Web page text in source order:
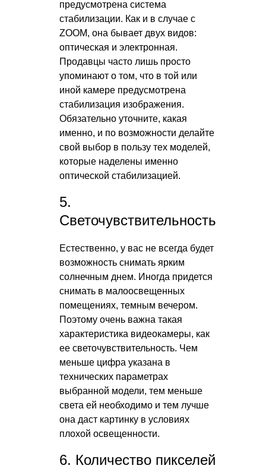
предусмотрена система
стабилизации. Как и в случае с
ZOOM, она бывает двух видов:
оптическая и электронная.
Продавцы часто лишь просто
упоминают о том, что в той или
иной камере предусмотрена
стабилизация изображения.
Обязательно уточните, какая
именно, и по возможности делайте
свой выбор в пользу тех моделей,
которые наделены именно
оптической стабилизацией.
5.
Светочувствительность
Естественно, у вас не всегда будет
возможность снимать ярким
солнечным днем. Иногда придется
снимать в малоосвещенных
помещениях, темным вечером.
Поэтому очень важна такая
характеристика видеокамеры, как
ее светочувствительность. Чем
меньше цифра указана в
технических параметрах
выбранной модели, тем меньше
света ей необходимо и тем лучше
она даст картинку в условиях
плохой освещенности.
6. Количество пикселей